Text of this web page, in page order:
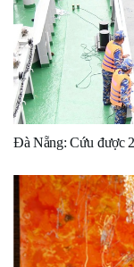
Đà Nẵng: Cứu được